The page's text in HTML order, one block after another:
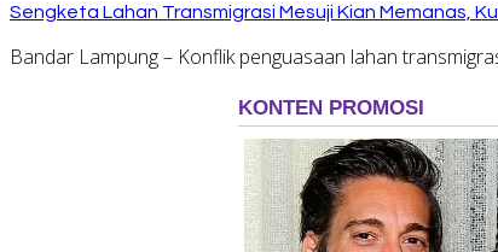
Sengketa Lahan Transmigrasi Mesuji Kian Memanas,
Bandar Lampung – Konflik penguasaan lahan